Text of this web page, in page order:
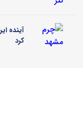
آینده
کرد